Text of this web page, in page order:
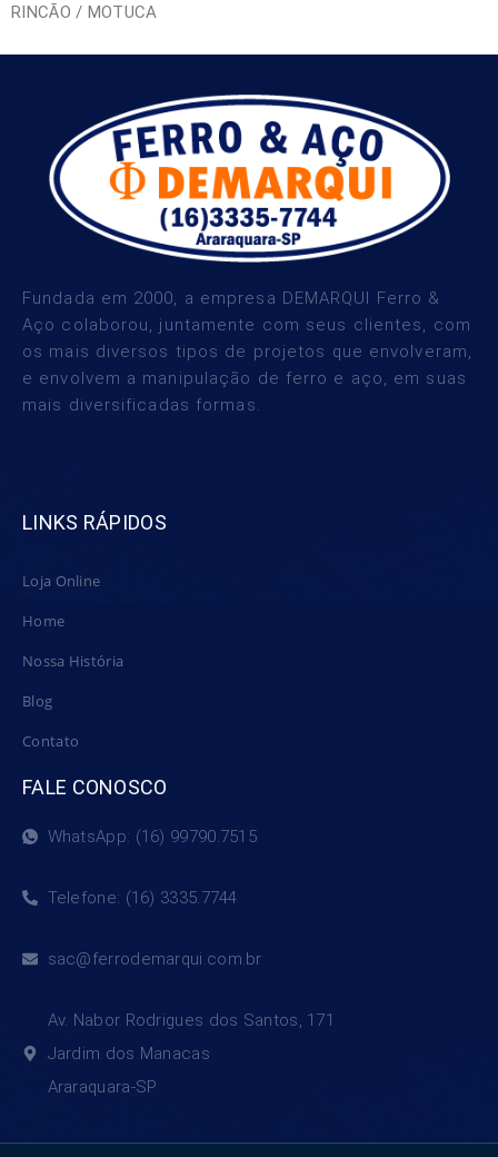
RINCÃO / MOTUCA
Fundada em 2000, a empresa DEMARQUI Ferro &
Aço colaborou, juntamente com seus clientes, com
os mais diversos tipos de projetos que envolveram,
e envolvem a manipulação de ferro e aço, em suas
mais diversificadas formas.
LINKS RÁPIDOS
Loja Online
Home
Nossa História
Blog
Contato
FALE CONOSCO
WhatsApp: (16) 99790.7515
Telefone: (16) 3335.7744
sac@ferrodemarqui.com.br
Av. Nabor Rodrigues dos Santos, 171
Jardim dos Manacas
Araraquara-SP